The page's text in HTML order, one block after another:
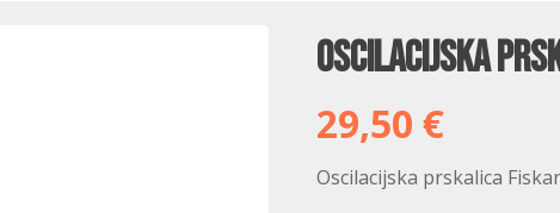
Oscilacijska
29,50 €
Oscilacijska prskalica